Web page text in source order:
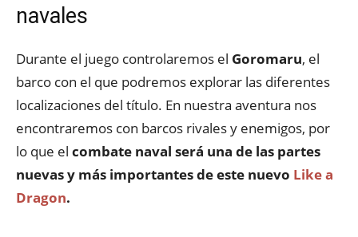
navales
Durante el juego controlaremos el Goromaru, el
barco con el que podremos explorar las diferentes
localizaciones del título. En nuestra aventura nos
encontraremos con barcos rivales y enemigos, por
lo que el combate naval será una de las partes
nuevas y más importantes de este nuevo Like a
Dragon.